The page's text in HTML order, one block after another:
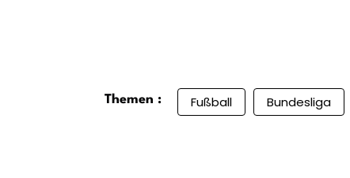
Themen : Fußball Bundesliga